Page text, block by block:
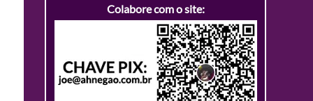
Colabore com o site: